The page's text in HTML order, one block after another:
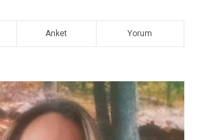
Anket Yorum